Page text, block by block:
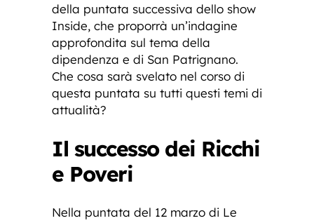
della puntata successiva dello show
Inside, che proporrà un’indagine
approfondita sul tema della
dipendenza e di San Patrignano.
Che cosa sarà svelato nel corso di
questa puntata su tutti questi temi di
attualità?
Il successo dei Ricchi
e Poveri
Nella puntata del 12 marzo di Le